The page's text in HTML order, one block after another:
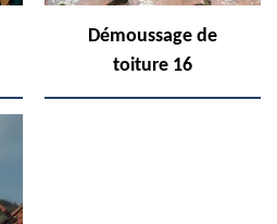
Démoussage de
toiture 16